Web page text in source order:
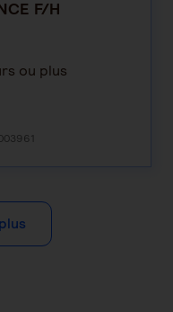
F/H
ou plus